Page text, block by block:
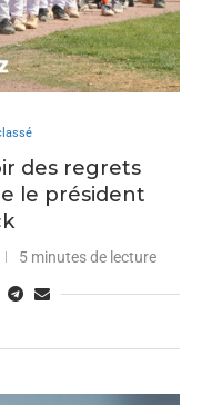
des regrets
le président
5 minutes de lecture